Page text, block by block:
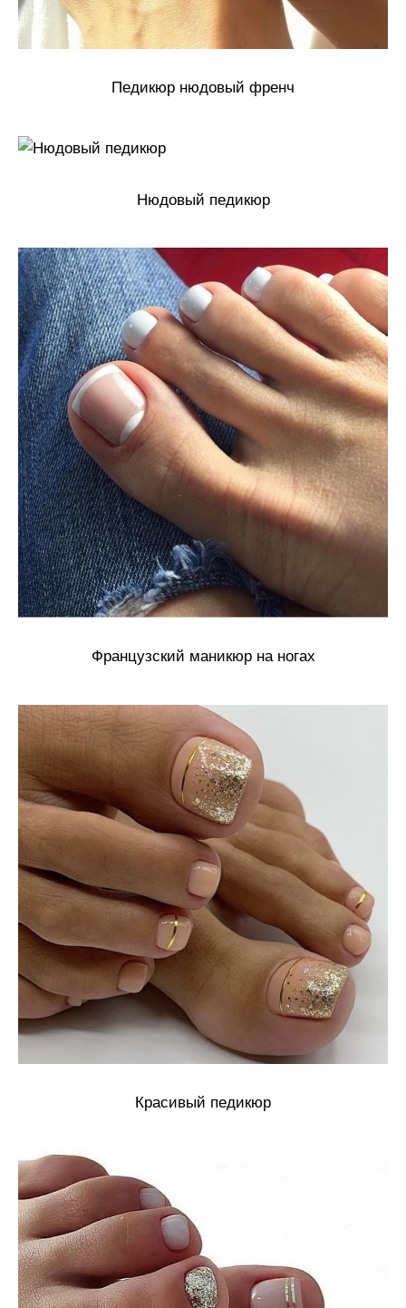
Педикюр нюдовый френч
Нюдовый педикюр
Французский маникюр на ногах
Красивый педикюр